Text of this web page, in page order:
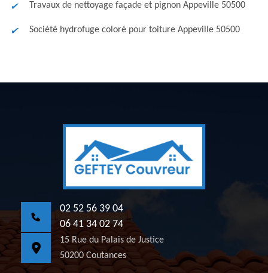
Travaux de nettoyage façade et pignon Appeville 50500
Société hydrofuge coloré pour toiture Appeville 50500
02 52 56 39 04
06 41 34 02 74
15 Rue du Palais de Justice
50200 Coutances